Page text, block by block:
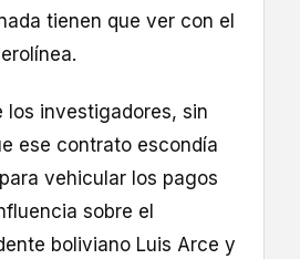
tienen que ver con el
los investigadores, sin
ese contrato escondía
vehicular los pagos
sobre el
boliviano Luis Arce y